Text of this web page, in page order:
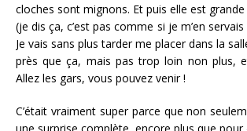
cloches sont mignons. Et puis elle est
(je dis ça, c’est pas comme si je m’en servais
Je vais sans plus tarder me placer dans la
près que ça, mais pas trop loin non plus,
Allez les gars, vous pouvez venir !
C’était vraiment super parce que non